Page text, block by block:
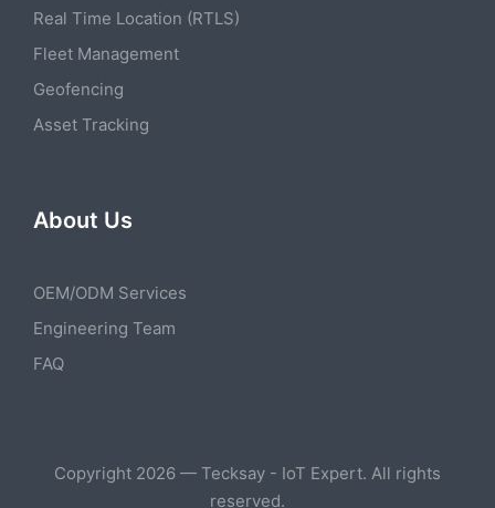
Real Time Location (RTLS)
Fleet Management
Geofencing
Asset Tracking
About Us
OEM/ODM Services
Engineering Team
FAQ
Copyright 2026 — Tecksay - IoT Expert. All rights
reserved.